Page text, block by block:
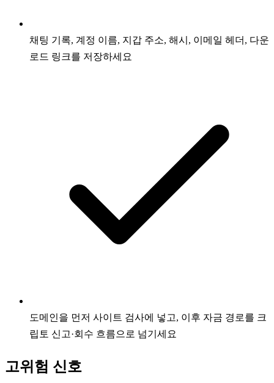
채팅 기록, 계정 이름, 지갑 주소, 해시, 이메일 헤더, 다운
로드 링크를 저장하세요
도메인을 먼저 사이트 검사에 넣고, 이후 자금 경로를 크
립토 신고·회수 흐름으로 넘기세요
고위험 신호